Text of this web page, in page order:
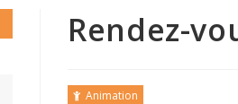
Rendez-
Animation